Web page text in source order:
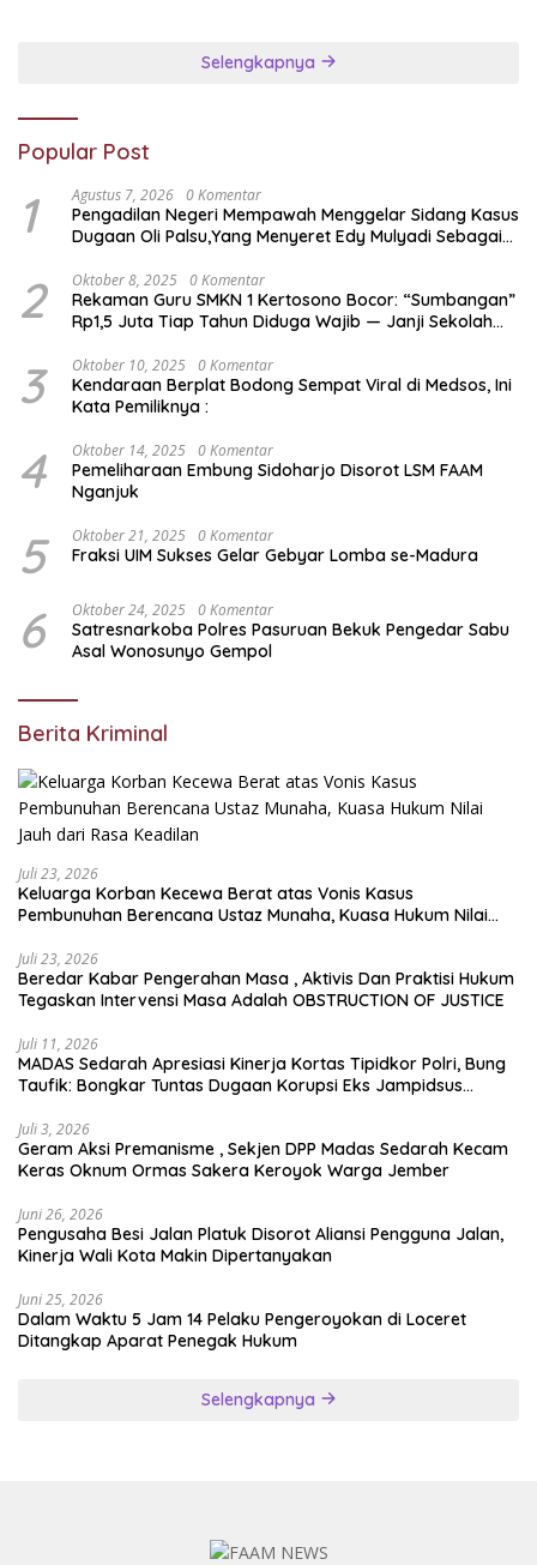
Selengkapnya
Popular Post
1 Agustus 7, 2026 0 Komentar
Pengadilan Negeri Mempawah Menggelar Sidang Kasus
Dugaan Oli Palsu,Yang Menyeret Edy Mulyadi Sebagai
2 Oktober 8, 2025 0 Komentar
Rekaman Guru SMKN 1 Kertosono Bocor: “Sumbangan”
Rp1,5 Juta Tiap Tahun Diduga Wajib — Janji Sekolah
3 Oktober 10, 2025 0 Komentar
Kendaraan Berplat Bodong Sempat Viral di Medsos, Ini
Kata Pemiliknya :
4 Oktober 14, 2025 0 Komentar
Pemeliharaan Embung Sidoharjo Disorot LSM FAAM
Nganjuk
5 Oktober 21, 2025 0 Komentar
Fraksi UIM Sukses Gelar Gebyar Lomba se-Madura
6 Oktober 24, 2025 0 Komentar
Satresnarkoba Polres Pasuruan Bekuk Pengedar Sabu
Asal Wonosunyo Gempol
Berita Kriminal
Juli 23, 2026
Keluarga Korban Kecewa Berat atas Vonis Kasus
Pembunuhan Berencana Ustaz Munaha, Kuasa Hukum Nilai
Juli 23, 2026
Beredar Kabar Pengerahan Masa , Aktivis Dan Praktisi Hukum
Tegaskan Intervensi Masa Adalah OBSTRUCTION OF JUSTICE
Juli 11, 2026
MADAS Sedarah Apresiasi Kinerja Kortas Tipidkor Polri, Bung
Taufik: Bongkar Tuntas Dugaan Korupsi Eks Jampidsus
Juli 3, 2026
Geram Aksi Premanisme , Sekjen DPP Madas Sedarah Kecam
Keras Oknum Ormas Sakera Keroyok Warga Jember
Juni 26, 2026
Pengusaha Besi Jalan Platuk Disorot Aliansi Pengguna Jalan,
Kinerja Wali Kota Makin Dipertanyakan
Juni 25, 2026
Dalam Waktu 5 Jam 14 Pelaku Pengeroyokan di Loceret
Ditangkap Aparat Penegak Hukum
Selengkapnya